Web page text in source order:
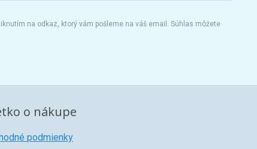
na odkaz, ktorý vám pošleme na váš email. Súhlas môžete
o nákupe
podmienky